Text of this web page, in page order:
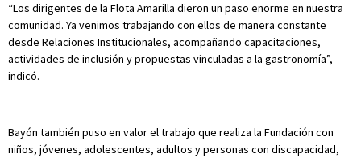
“Los dirigentes de la Flota Amarilla dieron un paso enorme en nuestra
comunidad. Ya venimos trabajando con ellos de manera constante
desde Relaciones Institucionales, acompañando capacitaciones,
actividades de inclusión y propuestas vinculadas a la gastronomía”,
indicó.
Bayón también puso en valor el trabajo que realiza la Fundación con
niños, jóvenes, adolescentes, adultos y personas con discapacidad,